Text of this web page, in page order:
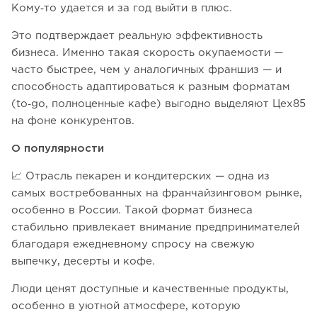
Кому‑то удается и за год выйти в плюс.
Это подтверждает реальную эффективность
бизнеса. Именно такая скорость окупаемости —
часто быстрее, чем у аналогичных франшиз — и
способность адаптироваться к разным форматам
(to‑go, полноценные кафе) выгодно выделяют Цех85
на фоне конкурентов.
О популярности
📈 Отрасль пекарен и кондитерских — одна из
самых востребованных на франчайзинговом рынке,
особенно в России. Такой формат бизнеса
стабильно привлекает внимание предпринимателей
благодаря ежедневному спросу на свежую
выпечку, десерты и кофе.
Люди ценят доступные и качественные продукты,
особенно в уютной атмосфере, которую